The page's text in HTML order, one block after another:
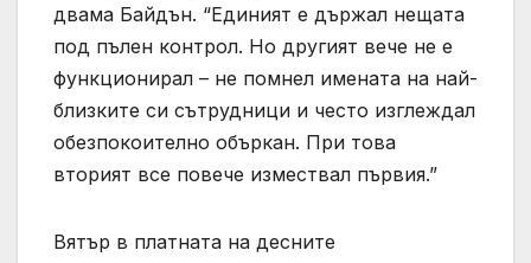
двама Байдън. “Единият е държал нещата
под пълен контрол. Но другият вече не е
функционирал – не помнел имената на най-
близките си сътрудници и често изглеждал
обезпокоително объркан. При това
вторият все повече измествал първия.”
Вятър в платната на десните